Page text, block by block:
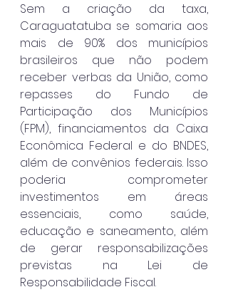
Sem a criação da taxa,
Caraguatatuba se somaria aos
mais de 90% dos municípios
brasileiros que não podem
receber verbas da União, como
repasses do Fundo de
Participação dos Municípios
(FPM), financiamentos da Caixa
Econômica Federal e do BNDES,
além de convênios federais. Isso
poderia comprometer
investimentos em áreas
essenciais, como saúde,
educação e saneamento, além
de gerar responsabilizações
previstas na Lei de
Responsabilidade Fiscal.